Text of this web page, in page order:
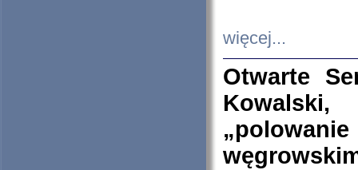
więcej...
Otwarte